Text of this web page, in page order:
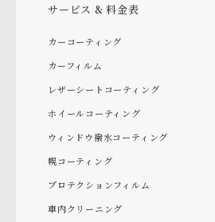
サービス & 料金表
カーコーティング
カーフィルム
レザーシートコーティング
ホイールコーティング
ウィンドウ撥水コーティング
幌コーティング
プロテクションフィルム
車内クリーニング